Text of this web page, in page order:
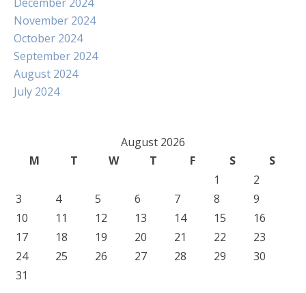
November 2024
October 2024
September 2024
August 2024
July 2024
August 2026
M
T W T F S
S
1
2
3
4 5 6 7 8
9
10
11 12 13 14 15
16
17
18 19 20 21 22
23
24
25 26 27 28 29
30
31